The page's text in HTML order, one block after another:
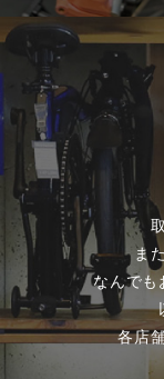
ま
なんでも
各店